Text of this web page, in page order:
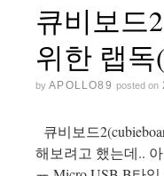
큐비보드
위한 랩독
by APOLLO89 posted on
큐비보드
해보려고 했는데..